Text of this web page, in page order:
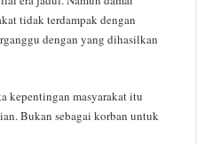
tidak terdampak dengan
dengan yang dihasilkan
kepentingan masyarakat itu
Bukan sebagai korban untuk